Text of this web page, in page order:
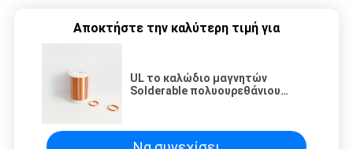
Αποκτήστε την καλύτερη τιμή για
UL το καλώδιο μαγνητών
Solderable πολυουρεθάνιου